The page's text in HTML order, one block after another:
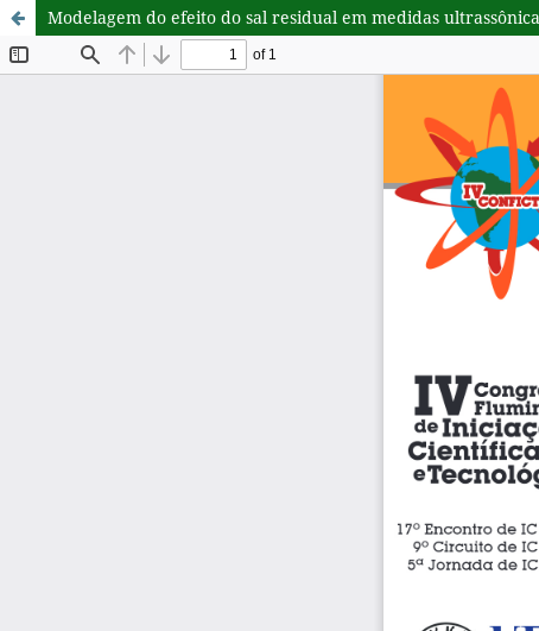
Modelagem do efeito do sal residual em medidas